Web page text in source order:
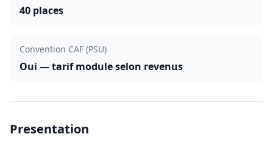
40 places
Convention CAF (PSU)
Oui — tarif module selon revenus
Presentation